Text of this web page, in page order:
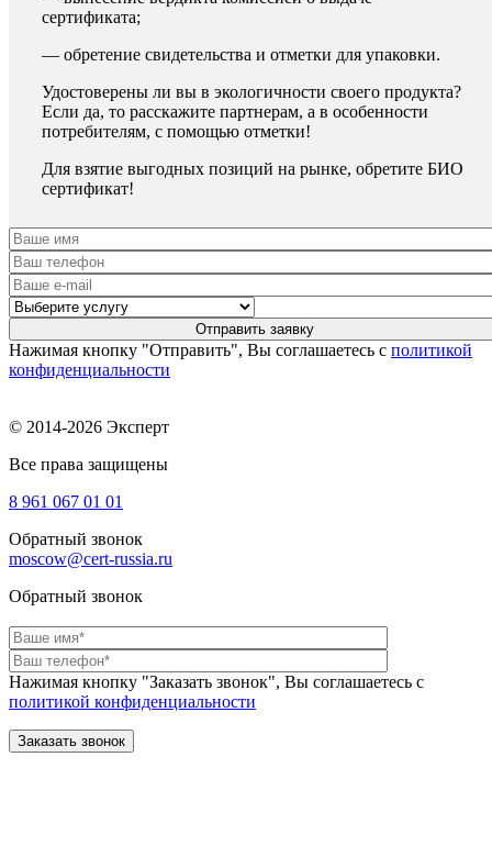
сертификата;
— обретение свидетельства и отметки для упаковки.
Удостоверены ли вы в экологичности своего продукта?
Если да, то расскажите партнерам, а в особенности
потребителям, с помощью отметки!
Для взятие выгодных позиций на рынке, обретите БИО
сертификат!
Нажимая кнопку "Отправить", Вы соглашаетесь с политикой
конфиденциальности
© 2014-2026 Эксперт
Все права защищены
8 961 067 01 01
Обратный звонок
moscow@cert-russia.ru
Обратный звонок
Нажимая кнопку "Заказать звонок", Вы соглашаетесь с
политикой конфиденциальности